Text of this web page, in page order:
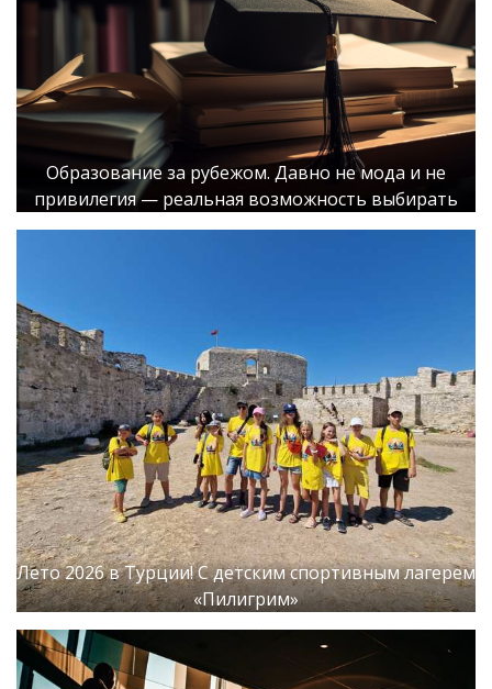
Образование за рубежом. Давно не мода и не
привилегия — реальная возможность выбирать
Лето 2026 в Турции! С детским спортивным лагерем
«Пилигрим»